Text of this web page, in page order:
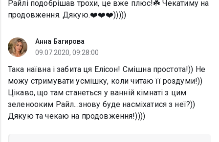
Райлі подобрішав трохи, це вже плюс!☘️ Чекатиму на
продовження. Дякую.❤️❤️❤️)))))
Анна Багирова
09.07.2020, 09:28:00
Така наївна і забита ця Елісон! Смішна простота!)) Не
можу стримувати усмішку, коли читаю її роздуми!))
Цікаво, що там станеться у ванній кімнаті з цим
зеленооким Райл...знову буде насміхатися з неї?))
Дякую та чекаю на продовження!))))